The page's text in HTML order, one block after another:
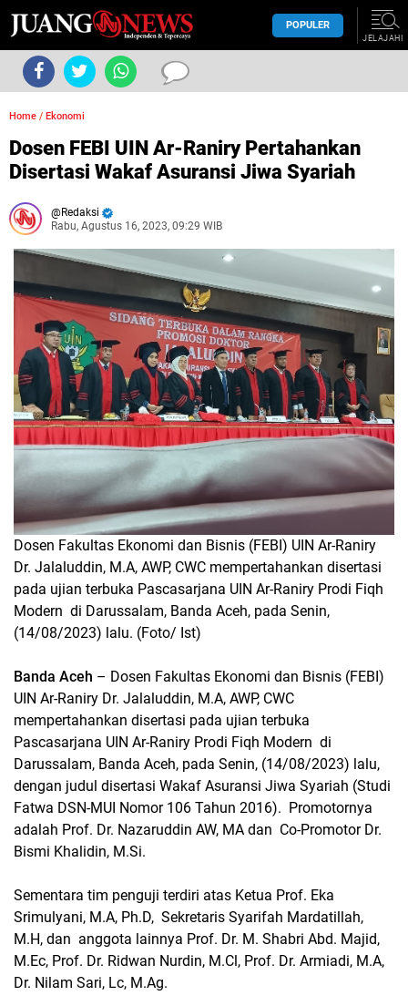
POPULER
JELAJAHI
Home / Ekonomi
Dosen FEBI UIN Ar-Raniry Pertahankan
Disertasi Wakaf Asuransi Jiwa Syariah
Redaksi
Rabu, Agustus 16, 2023, 09:29 WIB
Dosen Fakultas Ekonomi dan Bisnis (FEBI) UIN Ar-Raniry
Dr. Jalaluddin, M.A, AWP, CWC mempertahankan disertasi
pada ujian terbuka Pascasarjana UIN Ar-Raniry Prodi Fiqh
Modern di Darussalam, Banda Aceh, pada Senin,
(14/08/2023) lalu. (Foto/ Ist)
Banda Aceh – Dosen Fakultas Ekonomi dan Bisnis (FEBI)
UIN Ar-Raniry Dr. Jalaluddin, M.A, AWP, CWC
mempertahankan disertasi pada ujian terbuka
Pascasarjana UIN Ar-Raniry Prodi Fiqh Modern di
Darussalam, Banda Aceh, pada Senin, (14/08/2023) lalu,
dengan judul disertasi Wakaf Asuransi Jiwa Syariah (Studi
Fatwa DSN-MUI Nomor 106 Tahun 2016). Promotornya
adalah Prof. Dr. Nazaruddin AW, MA dan Co-Promotor Dr.
Bismi Khalidin, M.Si.
Sementara tim penguji terdiri atas Ketua Prof. Eka
Srimulyani, M.A, Ph.D, Sekretaris Syarifah Mardatillah,
M.H, dan anggota lainnya Prof. Dr. M. Shabri Abd. Majid,
M.Ec, Prof. Dr. Ridwan Nurdin, M.Cl, Prof. Dr. Armiadi, M.A,
Dr. Nilam Sari, Lc, M.Ag.